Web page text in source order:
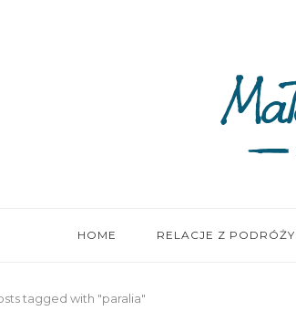
HOME RELACJE Z PODRÓŻY
tagged with "paralia"